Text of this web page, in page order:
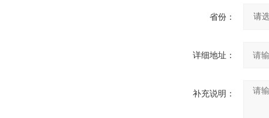
省份：
详细地址：
补充说明：